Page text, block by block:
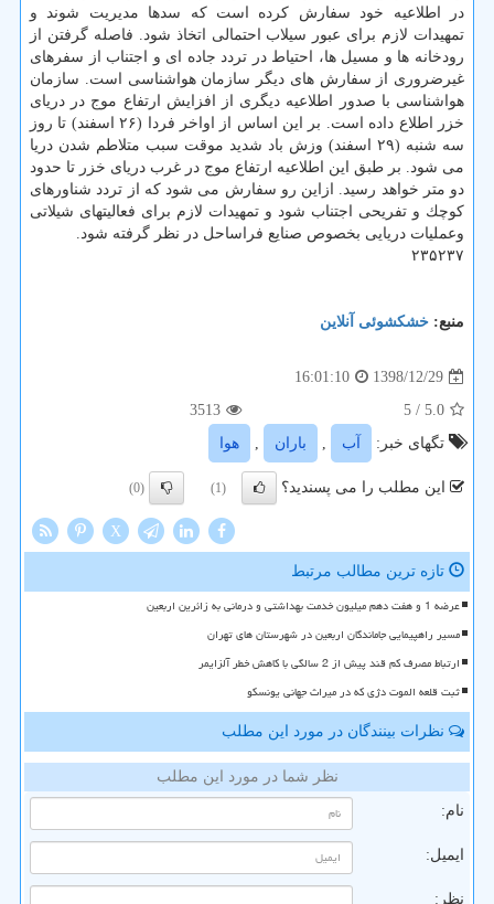
در اطلاعیه خود سفارش كرده است كه سدها مدیریت شوند و
تمهیدات لازم برای عبور سیلاب احتمالی اتخاذ شود. فاصله گرفتن از
رودخانه ها و مسیل ها، احتیاط در تردد جاده ای و اجتناب از سفرهای
غیرضروری از سفارش های دیگر سازمان هواشناسی است. سازمان
هواشناسی با صدور اطلاعیه دیگری از افزایش ارتفاع موج در دریای
خزر اطلاع داده است. بر این اساس از اواخر فردا (۲۶ اسفند) تا روز
سه شنبه (۲۹ اسفند) وزش باد شدید موقت سبب متلاطم شدن دریا
می شود. بر طبق این اطلاعیه ارتفاع موج در غرب دریای خزر تا حدود
دو متر خواهد رسید. ازاین رو سفارش می شود كه از تردد شناورهای
كوچك و تفریحی اجتناب شود و تمهیدات لازم برای فعالیتهای شیلاتی
وعملیات دریایی بخصوص صنایع فراساحل در نظر گرفته شود.
۲۳۵۲۳۷
منبع: خشكشوئی آنلاین
1398/12/29
16:01:10
5.0
/ 5
3513
تگهای خبر:
آب , باران , هوا
این مطلب را می پسندید؟ (1)
(0)
X
تازه ترین مطالب مرتبط
عرضه 1 و هفت دهم میلیون خدمت بهداشتی و درمانی به زائرین اربعین
مسیر راهپیمایی جاماندگان اربعین در شهرستان های تهران
ارتباط مصرف کم قند پیش از 2 سالگی با کاهش خطر آلزایمر
ثبت قلعه الموت دژی که در میراث جهانی یونسکو
نظرات بینندگان در مورد این مطلب
نظر شما در مورد این مطلب
نام:
ایمیل:
نظر: